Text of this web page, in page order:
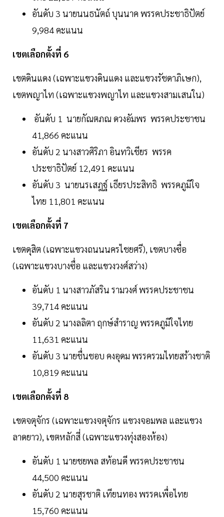
อันดับ 3 นายนนธนัตถ์ บุนนาค พรรคประชาธิปัตย์
9,984 คะแนน
เขตเลือกตั้งที่ 6
เขตดินแดง (เฉพาะแขวงดินแดง และแขวงรัชดาภิเษก),
เขตพญาไท (เฉพาะแขวงพญาไท และแขวงสามเสนใน)
อันดับ 1 นายกัณตภณ ดวงอัมพร พรรคประชาชน
41,866 คะแนน
อันดับ 2 นางสาวศิริภา อินทวิเชียร พรรค
ประชาธิปัตย์ 12,491 คะแนน
อันดับ 3 นายนรเสฎฐ์ เธียรประสิทธิ พรรคภูมิใจ
ไทย 11,801 คะแนน
เขตเลือกตั้งที่ 7
เขตดุสิต (เฉพาะแขวงถนนนครไชยศรี), เขตบางซื่อ
(เฉพาะแขวงบางซื่อ และแขวงวงศ์สว่าง)
อันดับ 1 นางสาวภัสริน รามวงศ์ พรรคประชาชน
39,714 คะแนน
อันดับ 2 นางลลิตา ฤกษ์สำราญ พรรคภูมิใจไทย
11,631 คะแนน
อันดับ 3 นายชื่นชอบ คงอุดม พรรครวมไทยสร้างชาติ
10,819 คะแนน
เขตเลือกตั้งที่ 8
เขตจตุจักร (เฉพาะแขวงจตุจักร แขวงจอมพล และแขวง
ลาดยาว), เขตหลักสี่ (เฉพาะแขวงทุ่งสองห้อง)
อันดับ 1 นายชยพล สท้อนดี พรรคประชาชน
44,500 คะแนน
อันดับ 2 นายสุรชาติ เทียนทอง พรรคเพื่อไทย
15,760 คะแนน